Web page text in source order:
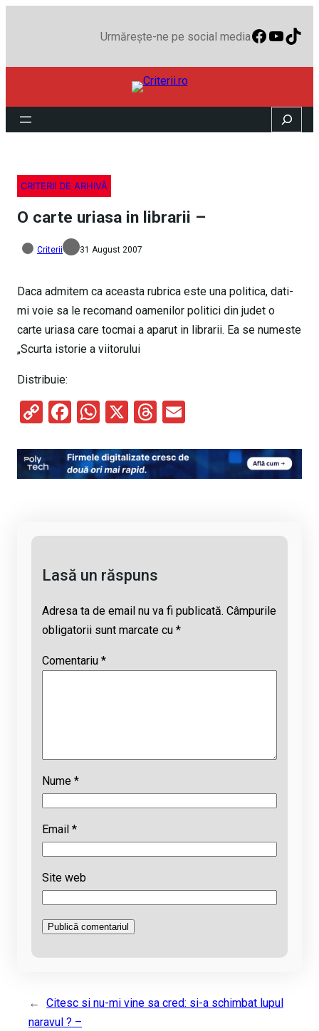
Urmărește-ne pe social media
Search
CRITERII DE ARHIVĂ
O carte uriasa in librarii –
Criterii 31 August 2007
Daca admitem ca aceasta rubrica este una politica, dati-
mi voie sa le recomand oamenilor politici din judet o
carte uriasa care tocmai a aparut in librarii. Ea se numeste
„Scurta istorie a viitorului
Distribuie:
C
py
Li
F
ce
b
W
at
s
X
T
e
a
ail
Lasă un răspuns
Adresa ta de email nu va fi publicată. Câmpurile
obligatorii sunt marcate cu *
Comentariu *
Nume *
Email *
Site web
←
Citesc si nu-mi vine sa cred: si-a schimbat lupul
naravul ? –